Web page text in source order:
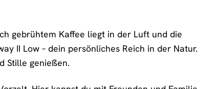
gebrühtem Kaffee liegt in der Luft und die
II Low – dein persönliches Reich in der Natur.
Stille genießen.